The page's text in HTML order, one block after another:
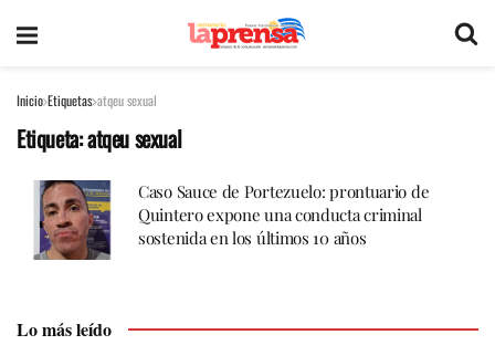
Inicio Etiquetas atqeu sexual
Etiqueta:atqeu sexual
Caso Sauce de Portezuelo: prontuario de
Quintero expone una conducta criminal
sostenida en los últimos 10 años
Lo más leído